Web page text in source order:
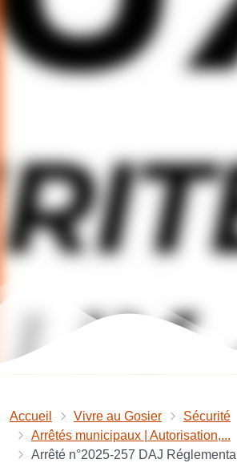
Accueil Vivre au Gosier
Sécurité
Arrêtés municipaux | Autorisation,...
Arrêté n°2025-257 DAJ